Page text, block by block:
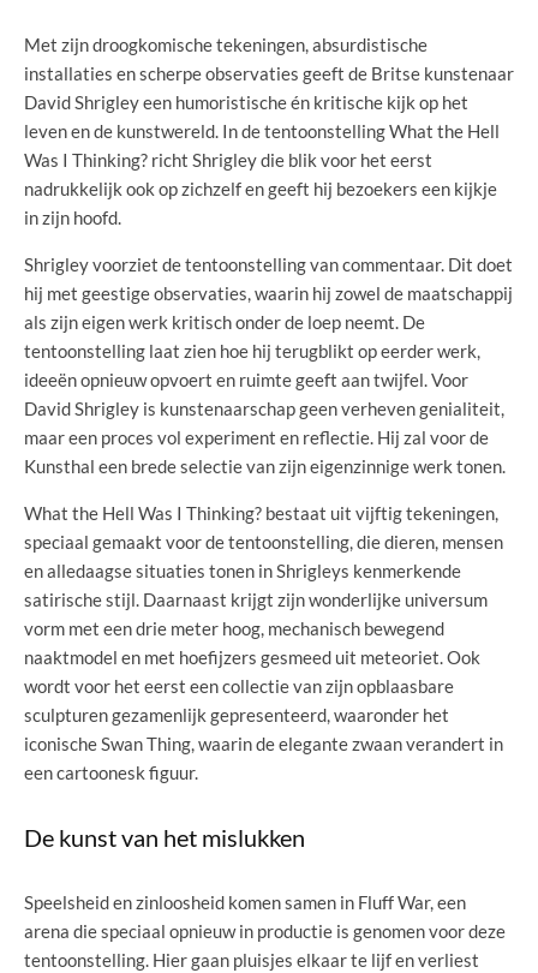
Met zijn droogkomische tekeningen, absurdistische
installaties en scherpe observaties geeft de Britse kunstenaar
David Shrigley een humoristische én kritische kijk op het
leven en de kunstwereld. In de tentoonstelling What the Hell
Was I Thinking? richt Shrigley die blik voor het eerst
nadrukkelijk ook op zichzelf en geeft hij bezoekers een kijkje
in zijn hoofd.
Shrigley voorziet de tentoonstelling van commentaar. Dit doet
hij met geestige observaties, waarin hij zowel de maatschappij
als zijn eigen werk kritisch onder de loep neemt. De
tentoonstelling laat zien hoe hij terugblikt op eerder werk,
ideeën opnieuw opvoert en ruimte geeft aan twijfel. Voor
David Shrigley is kunstenaarschap geen verheven genialiteit,
maar een proces vol experiment en reflectie. Hij zal voor de
Kunsthal een brede selectie van zijn eigenzinnige werk tonen.
What the Hell Was I Thinking? bestaat uit vijftig tekeningen,
speciaal gemaakt voor de tentoonstelling, die dieren, mensen
en alledaagse situaties tonen in Shrigleys kenmerkende
satirische stijl. Daarnaast krijgt zijn wonderlijke universum
vorm met een drie meter hoog, mechanisch bewegend
naaktmodel en met hoefijzers gesmeed uit meteoriet. Ook
wordt voor het eerst een collectie van zijn opblaasbare
sculpturen gezamenlijk gepresenteerd, waaronder het
iconische Swan Thing, waarin de elegante zwaan verandert in
een cartoonesk figuur.
De kunst van het mislukken
Speelsheid en zinloosheid komen samen in Fluff War, een
arena die speciaal opnieuw in productie is genomen voor deze
tentoonstelling. Hier gaan pluisjes elkaar te lijf en verliest